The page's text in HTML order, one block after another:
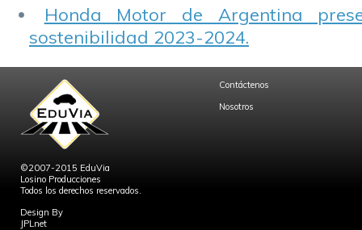
Honda Motor de Argentina
sostenibilidad 2023-2024.
©2007-2015 EduVia
Losino Producciones
Todos los derechos reservados.
Design By
JPLnet
Contáctenos
Nosotros